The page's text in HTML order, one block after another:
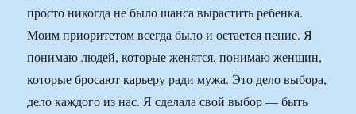
просто никогда не было шанса вырастить ребенка.
Моим приоритетом всегда было и остается пение. Я
понимаю людей, которые женятся, понимаю женщин,
которые бросают карьеру ради мужа. Это дело выбора,
дело каждого из нас. Я сделала свой выбор — быть